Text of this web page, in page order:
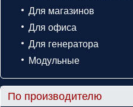
Для магазинов
Для офиса
Для генератора
Модульные
По производителю